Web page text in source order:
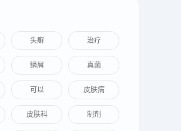
头癣 治疗
鳞屑 真菌
可以 皮肤病
皮肤科 制剂